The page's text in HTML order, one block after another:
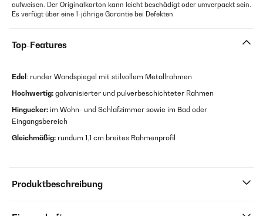
aufweisen. Der Originalkarton kann leicht beschädigt oder umverpackt sein.
Es verfügt über eine 1-jährige Garantie bei Defekten
Top-Features
Edel : runder Wandspiegel mit stilvollem Metallrahmen
Hochwertig: galvanisierter und pulverbeschichteter Rahmen
Hingucker: im Wohn- und Schlafzimmer sowie im Bad oder
Eingangsbereich
Gleichmäßig: rundum 1,1 cm breites Rahmenprofil
Produktbeschreibung